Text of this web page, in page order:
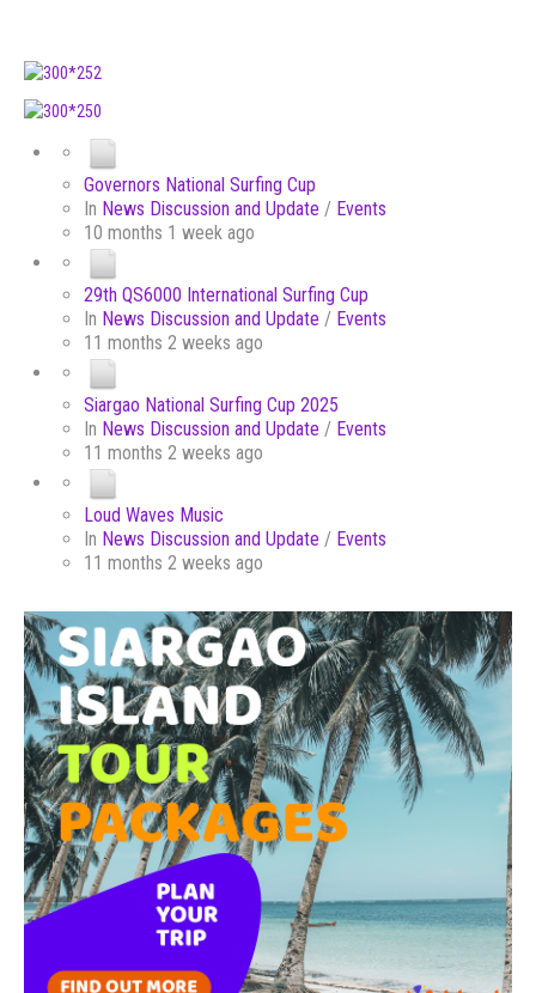
Governors National Surfing Cup
In News Discussion and Update / Events
10 months 1 week ago
29th QS6000 International Surfing Cup
In News Discussion and Update / Events
11 months 2 weeks ago
Siargao National Surfing Cup 2025
In News Discussion and Update / Events
11 months 2 weeks ago
Loud Waves Music
In News Discussion and Update / Events
11 months 2 weeks ago